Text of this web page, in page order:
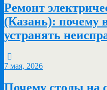
Ремонт
(Казань): почему
устранять
7 мая, 2026
Почему столы на